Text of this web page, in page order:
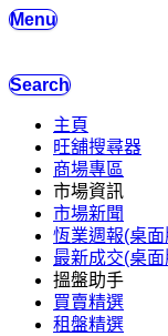
Menu
Search
主頁
旺舖搜尋器
商場專區
市場資訊
市場新聞
恆業週報(桌面
最新成交(桌面
搵盤助手
買賣精選
租盤精選